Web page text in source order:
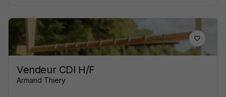
Vendeur CDI H/F
Armand Thiery